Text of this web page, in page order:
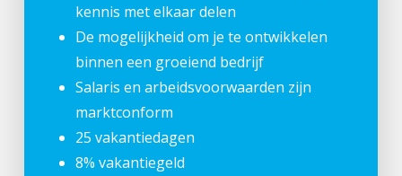
kennis met elkaar delen
De mogelijkheid om je te ontwikkelen
binnen een groeiend bedrijf
Salaris en arbeidsvoorwaarden zijn
marktconform
25 vakantiedagen
8% vakantiegeld